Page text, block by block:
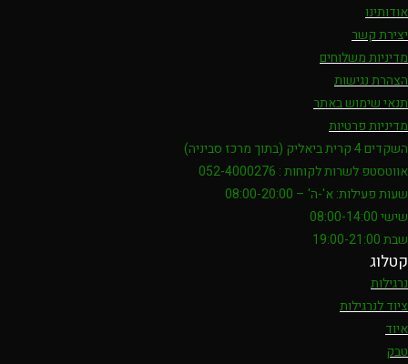
אודותינו
יצירת קשר
מדיניות משלוחים
הצהרת נגישות
תנאי שימוש באתר
מדיניות פרטיות
השקדים 4 קרית ביאליק (בתוך מרכז סביניה)
אווטסטפ לשרות לקוחות : 052-4000276
שעות פעילות: א'-ה' – 08:00-20:00
שישי 08:00-14:00
שבת 19:00-21:00
קטלוג
נרגילות
ציוד לנרגילות
איוד
טבק